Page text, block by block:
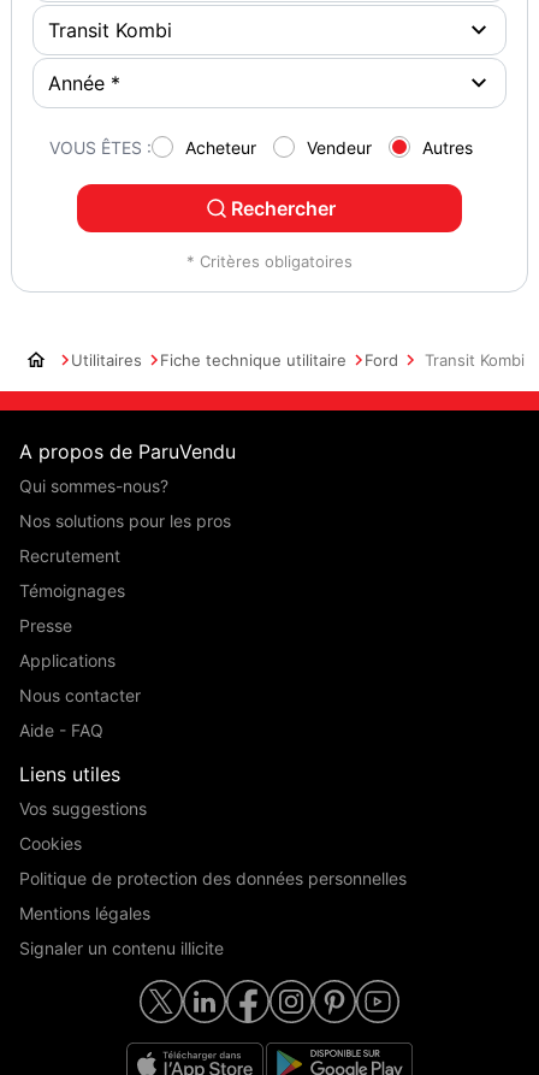
VOUS ÊTES : Acheteur Vendeur Autres
Rechercher
* Critères obligatoires
Utilitaires Fiche technique utilitaire Ford Transit Kombi
A propos de ParuVendu
Qui sommes-nous?
Nos solutions pour les pros
Recrutement
Témoignages
Presse
Applications
Nous contacter
Aide - FAQ
Liens utiles
Vos suggestions
Cookies
Politique de protection des données personnelles
Mentions légales
Signaler un contenu illicite